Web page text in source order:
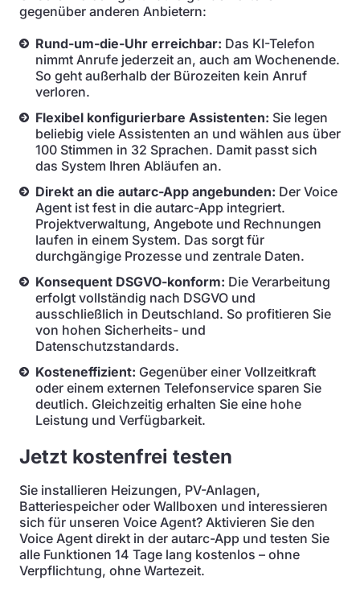
gegenüber anderen Anbietern:
Rund-um-die-Uhr erreichbar: Das KI-Telefon
nimmt Anrufe jederzeit an, auch am Wochenende.
So geht außerhalb der Bürozeiten kein Anruf
verloren.
Flexibel konfigurierbare Assistenten: Sie legen
beliebig viele Assistenten an und wählen aus über
100 Stimmen in 32 Sprachen. Damit passt sich
das System Ihren Abläufen an.
Direkt an die autarc-App angebunden: Der Voice
Agent ist fest in die autarc-App integriert.
Projektverwaltung, Angebote und Rechnungen
laufen in einem System. Das sorgt für
durchgängige Prozesse und zentrale Daten.
Konsequent DSGVO-konform: Die Verarbeitung
erfolgt vollständig nach DSGVO und
ausschließlich in Deutschland. So profitieren Sie
von hohen Sicherheits- und
Datenschutzstandards.
Kosteneffizient: Gegenüber einer Vollzeitkraft
oder einem externen Telefonservice sparen Sie
deutlich. Gleichzeitig erhalten Sie eine hohe
Leistung und Verfügbarkeit.
Jetzt kostenfrei testen
Sie installieren Heizungen, PV-Anlagen,
Batteriespeicher oder Wallboxen und interessieren
sich für unseren Voice Agent? Aktivieren Sie den
Voice Agent direkt in der autarc-App und testen Sie
alle Funktionen 14 Tage lang kostenlos – ohne
Verpflichtung, ohne Wartezeit.